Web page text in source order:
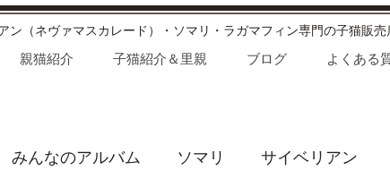
ネヴァマスカレード）・ソマリ・ラガマフィン専門の子猫販売
親猫紹介 子猫紹介＆里親 ブログ よくある
みんなのアルバム ソマリ サイベリアン